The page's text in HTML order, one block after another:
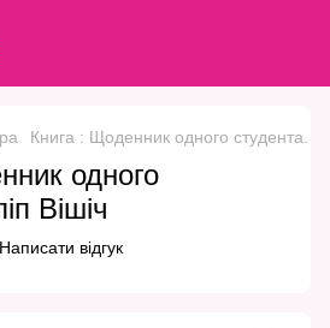
Книга : Щоденник одного студента.
одного
Вішіч
Написати відгук